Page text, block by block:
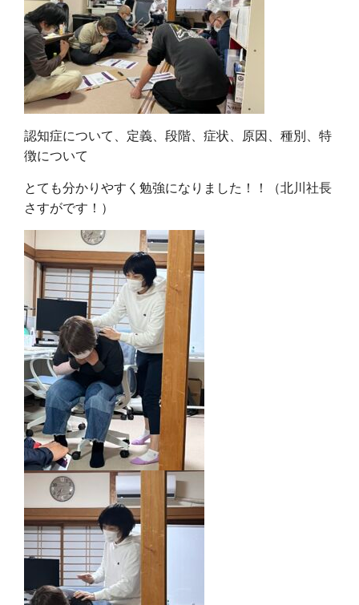
認知症について、定義、段階、症状、原因、種別、特
徴について
とても分かりやすく勉強になりました！！（北川社長
さすがです！）